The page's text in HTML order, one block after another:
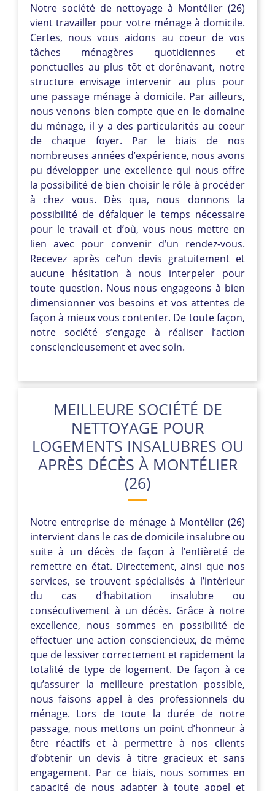
Notre société de nettoyage à Montélier (26)
vient travailler pour votre ménage à domicile.
Certes, nous vous aidons au coeur de vos
tâches ménagères quotidiennes et
ponctuelles au plus tôt et dorénavant, notre
structure envisage intervenir au plus pour
une passage ménage à domicile. Par ailleurs,
nous venons bien compte que en le domaine
du ménage, il y a des particularités au coeur
de chaque foyer. Par le biais de nos
nombreuses années d’expérience, nous avons
pu développer une excellence qui nous offre
la possibilité de bien choisir le rôle à procéder
à chez vous. Dès qua, nous donnons la
possibilité de défalquer le temps nécessaire
pour le travail et d’où, vous nous mettre en
lien avec pour convenir d’un rendez-vous.
Recevez après cel’un devis gratuitement et
aucune hésitation à nous interpeler pour
toute question. Nous nous engageons à bien
dimensionner vos besoins et vos attentes de
façon à mieux vous contenter. De toute façon,
notre société s’engage à réaliser l’action
consciencieusement et avec soin.
MEILLEURE SOCIÉTÉ DE
NETTOYAGE POUR
LOGEMENTS INSALUBRES OU
APRÈS DÉCÈS À MONTÉLIER
(26)
Notre entreprise de ménage à Montélier (26)
intervient dans le cas de domicile insalubre ou
suite à un décès de façon à l’entièreté de
remettre en état. Directement, ainsi que nos
services, se trouvent spécialisés à l’intérieur
du cas d’habitation insalubre ou
consécutivement à un décès. Grâce à notre
excellence, nous sommes en possibilité de
effectuer une action consciencieux, de même
que de lessiver correctement et rapidement la
totalité de type de logement. De façon à ce
qu’assurer la meilleure prestation possible,
nous faisons appel à des professionnels du
ménage. Lors de toute la durée de notre
passage, nous mettons un point d’honneur à
être réactifs et à permettre à nos clients
d’obtenir un devis à titre gracieux et sans
engagement. Par ce biais, nous sommes en
capacité de nous adapter à toute appel et